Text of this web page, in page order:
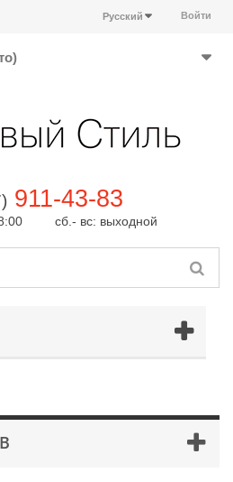
Войти
Русский
911-43-83
сб.- вс: выходной